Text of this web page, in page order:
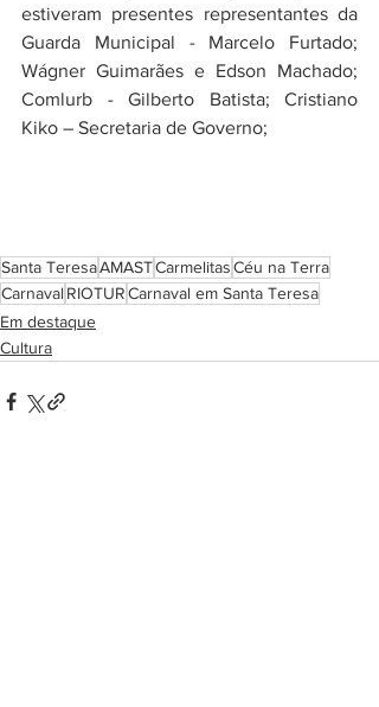
estiveram presentes representantes da
Guarda Municipal - Marcelo Furtado;
Wágner Guimarães e Edson Machado;
Comlurb - Gilberto Batista; Cristiano
Kiko – Secretaria de Governo;
Santa TeresaAMASTCarmelitasCéu na Terra
Carnaval RIOTURCarnaval em Santa Teresa
Em destaque
Cultura